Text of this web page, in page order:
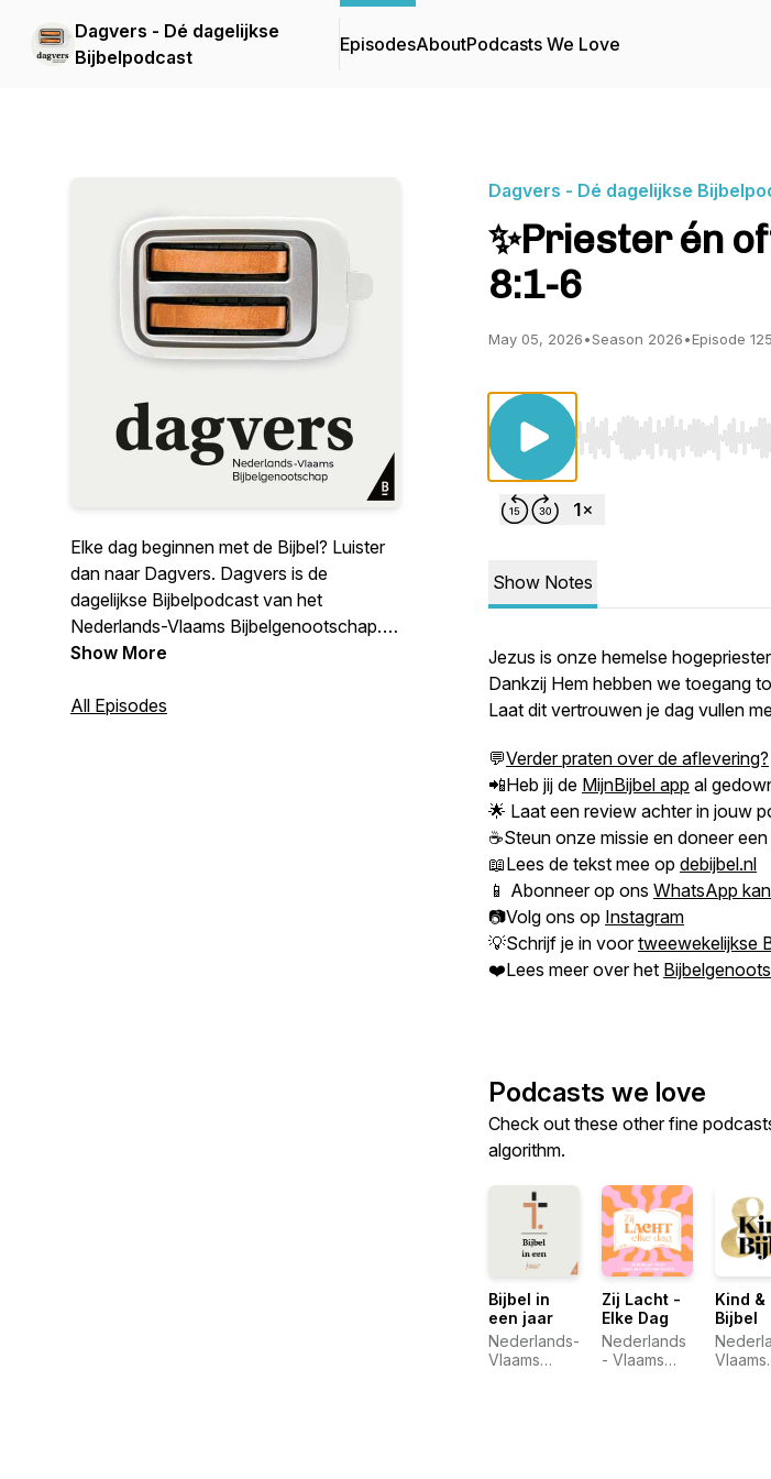
Dagvers - Dé dagelijkse
Bijbelpodcast
EpisodesAboutPodcasts We Love
Elke dag beginnen met de Bijbel? Luister
dan naar Dagvers. Dagvers is de
dagelijkse Bijbelpodcast van het
Nederlands-Vlaams Bijbelgenootschap.
Krijg Bijbelse inspiratie en een vraag of
de Bijbel echt dichtbij!
Show More
All Episodes
Dagvers - Dé dagelijkse
✨Priester én
8:1-6
May 05, 2026•Season 2026•Episode 125
Use Left/Right to seek,
Show Notes
Jezus is onze hemelse
Dankzij Hem hebben we toegang
Laat dit vertrouwen je dag vullen
💬Verder praten over de aflevering?
📲Heb jij de MijnBijbel app al
🌟 Laat een review achter in jouw
☕Steun onze missie en doneer een
📖Lees de tekst mee op debijbel.nl
📱 Abonneer op ons WhatsApp
📷Volg ons op Instagram
💡Schrijf je in voortweewekelijkse
❤️Lees meer over het
Podcasts we love
Check out these other fine
algorithm.
Bijbel in
een jaar
Nederlands-
Vlaams
Zij Lacht -
Elke Dag
Nederlands
- Vlaams
Kind &
Bijbel
Vlaams